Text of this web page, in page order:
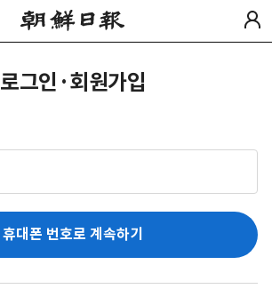
로그인·회원가입
휴대폰 번호로 계속하기